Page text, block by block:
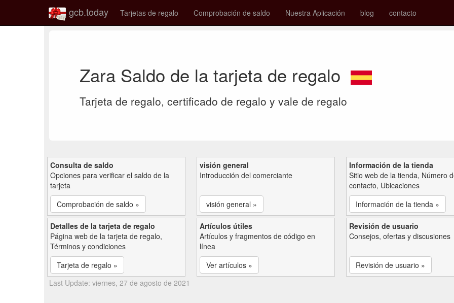
gcb.today Tarjetas de regalo Comprobación de saldo Nuestra Aplicación blog contacto
Zara Saldo de la tarjeta de regalo
Tarjeta de regalo, certificado de regalo y vale de regalo
Consulta de saldo
Opciones para verificar el saldo de la
tarjeta
Comprobación de saldo »
visión general
Introducción del comerciante
visión general »
Información de la tienda
Sitio web de la tienda, Número
contacto, Ubicaciones
Información de la tienda »
Detalles de la tarjeta de regalo
Página web de la tarjeta de regalo,
Términos y condiciones
Tarjeta de regalo »
Artículos útiles
Artículos y fragmentos de código en
línea
Ver artículos »
Revisión de usuario
Consejos, ofertas y discusiones
Revisión de usuario »
Last Update: viernes, 27 de agosto de 2021